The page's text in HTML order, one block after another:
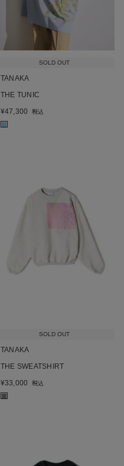
SOLD OUT
TANAKA
THE TUNIC
¥47,300 税込
■
SOLD OUT
TANAKA
THE SWEATSHIRT
¥33,000 税込
■